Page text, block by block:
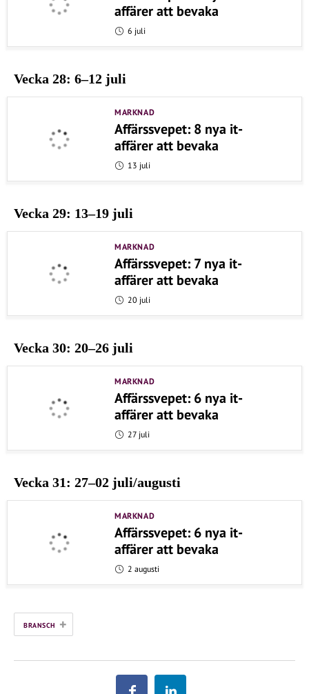
affärer att bevaka
6 juli
Vecka 28: 6–12 juli
MARKNAD
Affärssvepet: 8 nya it-
affärer att bevaka
13 juli
Vecka 29: 13–19 juli
MARKNAD
Affärssvepet: 7 nya it-
affärer att bevaka
20 juli
Vecka 30: 20–26 juli
MARKNAD
Affärssvepet: 6 nya it-
affärer att bevaka
27 juli
Vecka 31: 27–02 juli/augusti
MARKNAD
Affärssvepet: 6 nya it-
affärer att bevaka
2 augusti
BRANSCH +